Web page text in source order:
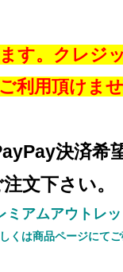
す。クレジ
利用頂けま
決済希
文下さい。
アムアウトレ
くは商品ページにて